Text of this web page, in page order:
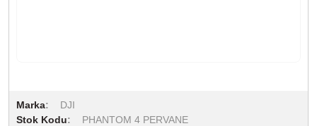
Marka
DJI
Stok Kodu
PHANTOM 4 PERVANE